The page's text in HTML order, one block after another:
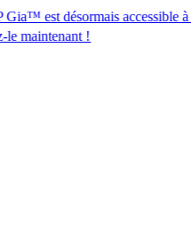
accessible à tous. L'IA
!​​